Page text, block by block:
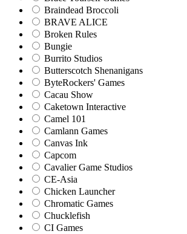
Braindead Broccoli
BRAVE ALICE
Broken Rules
Bungie
Burrito Studios
Butterscotch Shenanigans
ByteRockers' Games
Cacau Show
Caketown Interactive
Camel 101
Camlann Games
Canvas Ink
Capcom
Cavalier Game Studios
CE-Asia
Chicken Launcher
Chromatic Games
Chucklefish
CI Games